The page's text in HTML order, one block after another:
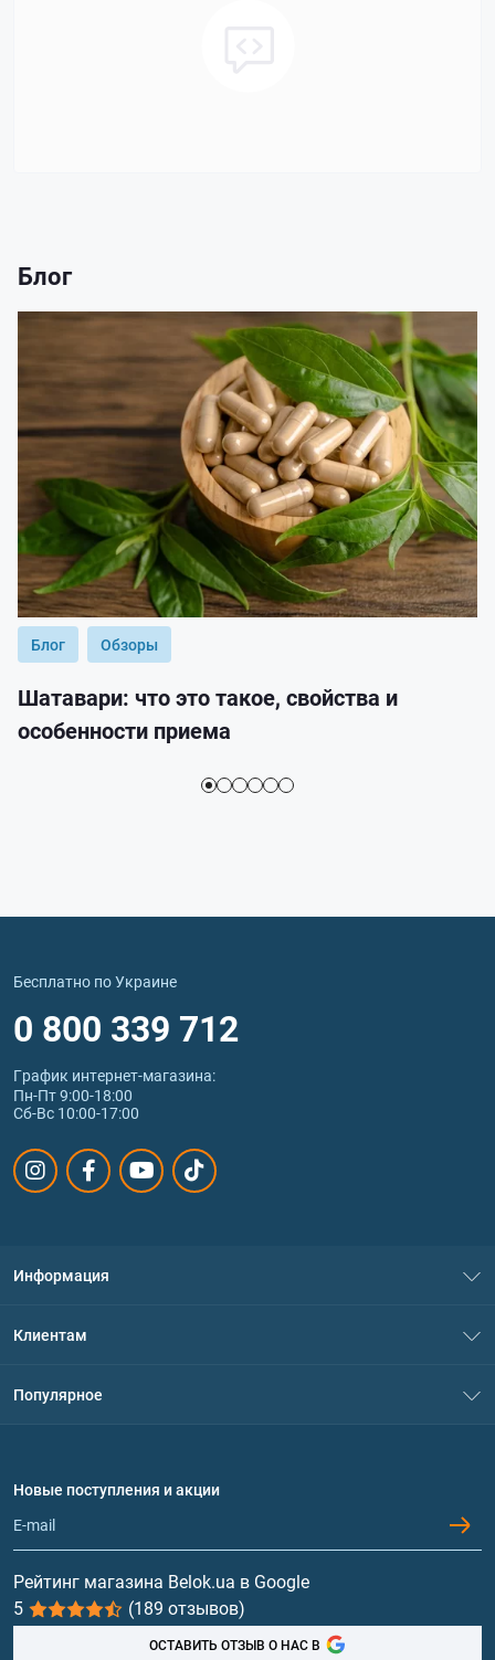
Блог
Блог Обзоры
Шатавари: что это такое, свойства и
особенности приема
Бесплатно по Украине
0 800 339 712
График интернет‑магазина:
Пн-Пт 9:00-18:00
Сб-Вс 10:00-17:00
Информация
Политика конфиденциальности
Обмен и возврат
Клиентам
Популярное
Протеин
Гейнеры
Витамины и минералы
Рыбий жир, жирные кислоты
Новые поступления и акции
Рейтинг магазина Belok.ua в Google
5
(189 отзывов)
ОСТАВИТЬ ОТЗЫВ О НАС В